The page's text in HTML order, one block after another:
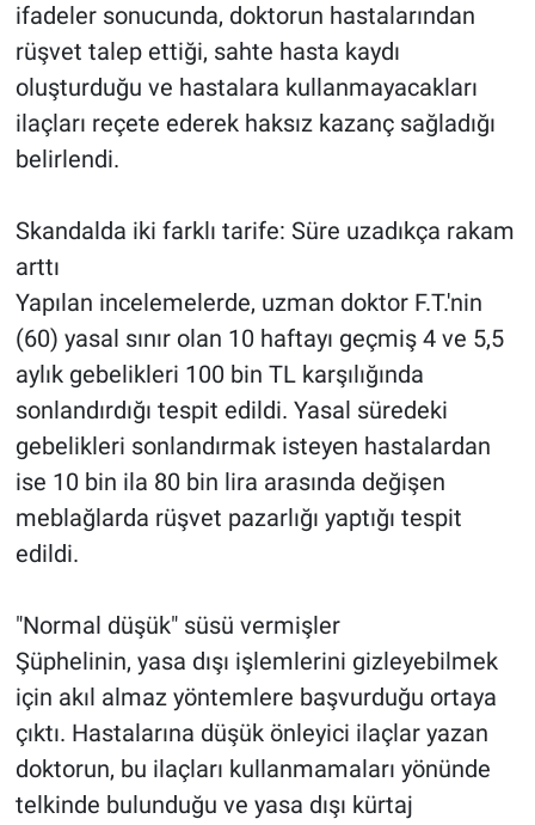
ifadeler sonucunda, doktorun hastalarından
rüşvet talep ettiği, sahte hasta kaydı
oluşturduğu ve hastalara kullanmayacakları
ilaçları reçete ederek haksız kazanç sağladığı
belirlendi.
Skandalda iki farklı tarife: Süre uzadıkça rakam
arttı
Yapılan incelemelerde, uzman doktor F.T.'nin
(60) yasal sınır olan 10 haftayı geçmiş 4 ve 5,5
aylık gebelikleri 100 bin TL karşılığında
sonlandırdığı tespit edildi. Yasal süredeki
gebelikleri sonlandırmak isteyen hastalardan
ise 10 bin ila 80 bin lira arasında değişen
meblağlarda rüşvet pazarlığı yaptığı tespit
edildi.
"Normal düşük" süsü vermişler
Şüphelinin, yasa dışı işlemlerini gizleyebilmek
için akıl almaz yöntemlere başvurduğu ortaya
çıktı. Hastalarına düşük önleyici ilaçlar yazan
doktorun, bu ilaçları kullanmamaları yönünde
telkinde bulunduğu ve yasa dışı kürtaj